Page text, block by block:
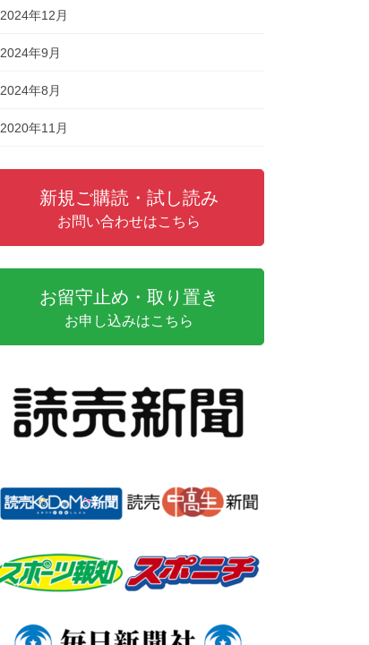
2024年12月
2024年9月
2024年8月
2020年11月
新規ご購読・試し読み
お問い合わせはこちら
お留守止め・取り置き
お申し込みはこちら